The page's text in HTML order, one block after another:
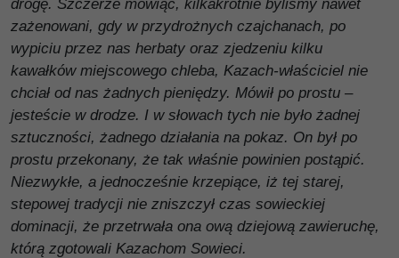
drogę. Szczerze mówiąc, kilkakrotnie byliśmy nawet
zażenowani, gdy w przydrożnych czajchanach, po
wypiciu przez nas herbaty oraz zjedzeniu kilku
kawałków miejscowego chleba, Kazach-właściciel nie
chciał od nas żadnych pieniędzy. Mówił po prostu –
jesteście w drodze. I w słowach tych nie było żadnej
sztuczności, żadnego działania na pokaz. On był po
prostu przekonany, że tak właśnie powinien postąpić.
Niezwykłe, a jednocześnie krzepiące, iż tej starej,
stepowej tradycji nie zniszczył czas sowieckiej
dominacji, że przetrwała ona ową dziejową zawieruchę,
którą zgotowali Kazachom Sowieci.